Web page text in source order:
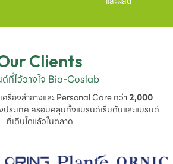
Clients
ที่ไว้วางใจ Bio-Coslab
รื่องสำอางและ Personal Care กว่า2,000
ประเทศ ครอบคลุมทั้งแบรนด์เริ่มต้นและแบรนด์
ที่เติบโตแล้วในตลาด